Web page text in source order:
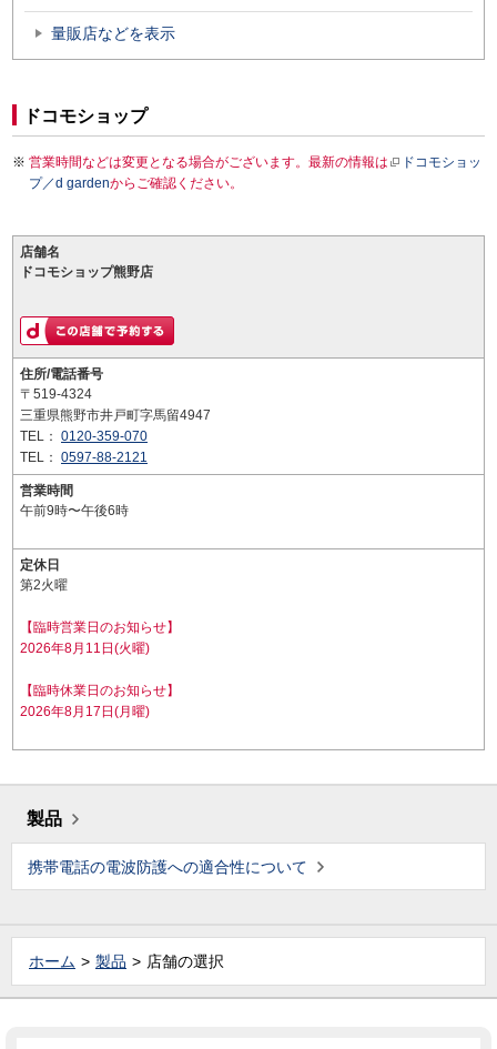
量販店などを表示
ドコモショップ
営業時間などは変更となる場合がございます。最新の情報は
ドコモショッ
プ／d gardenからご確認ください。
店舗名
ドコモショップ熊野店
住所/電話番号
〒519-4324
三重県熊野市井戸町字馬留4947
TEL： 0120-359-070
TEL： 0597-88-2121
営業時間
午前9時〜午後6時
定休日
第2火曜
【臨時営業日のお知らせ】
2026年8月11日(火曜)
【臨時休業日のお知らせ】
2026年8月17日(月曜)
製品
携帯電話の電波防護への適合性について
ホーム 製品 店舗の選択